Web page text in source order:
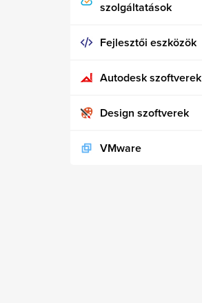
szolgáltatások
Fejlesztői eszközök
Autodesk szoftverek
Design szoftverek
VMware